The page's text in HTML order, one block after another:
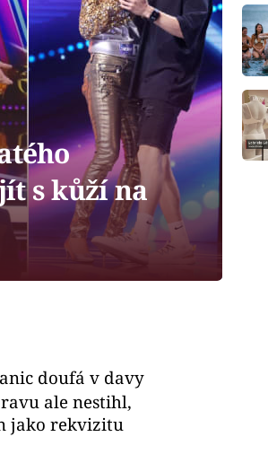
s kůží na
doufá v davy
ale nestihl,
jako rekvizitu